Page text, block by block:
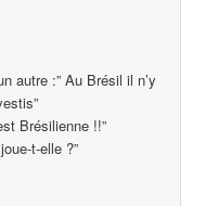
autre :” Au Brésil il n’y
Brésilienne !!”
t-elle ?”